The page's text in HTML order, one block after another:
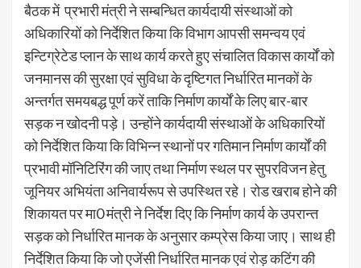
बैठक में प्रभारी मंत्री ने सम्बन्धित कार्यदायी संस्थाओं को
अधिकारियों को निर्देशित किया कि विभाग आपसी समन्वय एवं
इन्टिग्रेटेड प्लान के साथ कार्य करते हुए संचालित विकास कार्यों को
जनमानस की सुरक्षा एवं सुविधा के दृष्टिगत निर्धारित मानकों के
अन्तर्गत समयबद्ध पूर्ण करें ताकि निर्माण कार्यों के लिए बार-बार
सड़क न खोदनी पड़े। उन्होंने कार्यदायी संस्थाओं के अधिकारियों
को निर्देशित किया कि विभिन्न स्थानों पर गतिमान निर्माण कार्यों की
प्रभावी मॉनिटिरिंग की जाए तथा निर्माण स्थल पर सुपरविजन हेतु
जूनियर अभियंता अनिवार्यरूप से उपस्थित रहे। रोड खराब होने की
शिकायत पर मा0 मंत्री ने निर्देश दिए कि निर्माण कार्य के उपरान्त
सड़क को निर्धारित मानक के अनुसार कम्प्रेस किया जाए। साथ ही
निर्देशित किया कि जो एजेंसी निर्धारित मानक एवं रोड़ कटिंग की